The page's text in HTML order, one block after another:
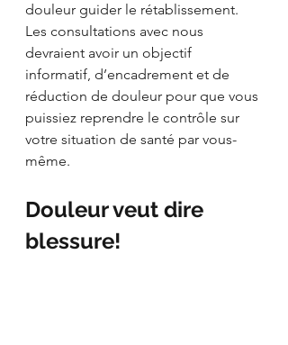
douleur guider le rétablissement.
Les consultations avec nous
devraient avoir un objectif
informatif, d’encadrement et de
réduction de douleur pour que vous
puissiez reprendre le contrôle sur
votre situation de santé par vous-
même.
Douleur veut dire
blessure!